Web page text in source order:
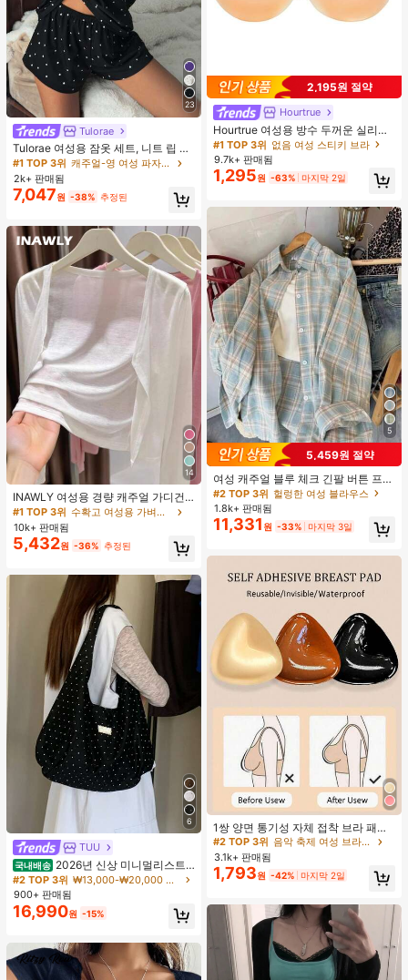
23
Tulorae
Tulorae 여성용 잠옷 세트, 니트 립 원
단, 하트 프린트 대비 레이스 트림, 로
맨틱 달콤 귀여운 섹시 캐미솔 & 반바
지 베이비돌 잠옷 세트 투피스 나이트
세트 섹시 잠옷 세트 여성용 잠옷 롬퍼
투피스 잠옷 세트 여성용 잠옷 세트 도
트 잠옷 세트 잠옷 반바지 세트 투피스
잠옷 세트 여성용 여름 세트 도트 반바
지 세트 여성용 잠옷 세트 반바지 잠옷
세트 여성용 투피스 여름 라운지 세트
#1 TOP 3위
캐주얼-영 여성 파자마 세트
2k+ 판매됨
7,047원 -38% 추정된
14
INAWLY 여성용 경량 캐주얼 가디건,
여름
#1 TOP 3위
수확고 여성용 가벼운 카디건
10k+ 판매됨
5,432원 -36% 추정된
6
TUU
국내배송 2026년 신상 미니멀리스트
도트 캔버스 토트백, 대용량 캐주얼 다
용도 통근 숄더 핸드백
#2 TOP 3위
₩13,000-₩20,000 여성 숄더백
900+ 판매됨
16,990원 -15%
2,195원 절약
Hourtrue
Hourtrue 여성용 방수 두꺼운 실리콘
가슴 페탈, 작은 가슴 리프트업 & 푸시
인용, 웨딩 촬영 및 들러리용
#1 TOP 3위 없음 여성 스티키 브라
9.7k+ 판매됨
1,295원 -63% 마지막 2일
5
5,459원 절약
여성 캐주얼 블루 체크 긴팔 버튼 프론
트 폴리에스터 셔츠, 레귤러 핏, 봄 의
류, 편안한 스타일
#2 TOP 3위 헐렁한 여성 블라우스
1.8k+ 판매됨
11,331 원 -33% 마지막 3일
1쌍 양면 통기성 자체 접착 브라 패드,
두꺼워진 삼각형 푸쉬업 디자인, 재사
용 가능, 보이지 않는 비키니 브라 삽
입물, 수영에 적합
#2 TOP 3위
음악 축제 여성 브라 액세서리
거의 매진!
#2 TOP 3위
음악 축제 여성 브라 액세서리
거의 매진!
#2 TOP 3위
음악 축제 여성 브라 액세서리
거의 매진!
#2 TOP 3위
3.1k+ 판매됨
1,793원 -42% 마지막 2일